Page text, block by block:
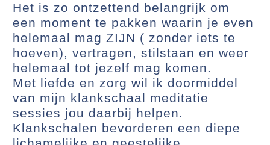
Het is zo ontzettend belangrijk om
een moment te pakken waarin je even
helemaal mag ZIJN ( zonder iets te
hoeven), vertragen, stilstaan en weer
helemaal tot jezelf mag komen.
Met liefde en zorg wil ik doormiddel
van mijn klankschaal meditatie
sessies jou daarbij helpen.
Klankschalen bevorderen een diepe